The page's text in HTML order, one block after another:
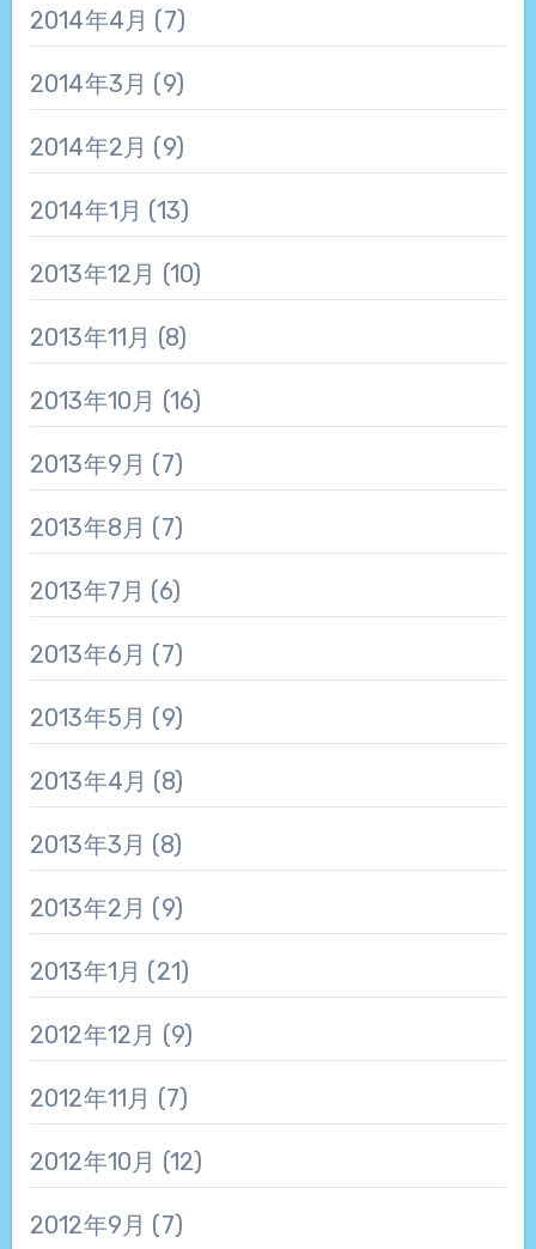
2014年4月 (7)
2014年3月 (9)
2014年2月 (9)
2014年1月 (13)
2013年12月 (10)
2013年11月 (8)
2013年10月 (16)
2013年9月 (7)
2013年8月 (7)
2013年7月 (6)
2013年6月 (7)
2013年5月 (9)
2013年4月 (8)
2013年3月 (8)
2013年2月 (9)
2013年1月 (21)
2012年12月 (9)
2012年11月 (7)
2012年10月 (12)
2012年9月 (7)